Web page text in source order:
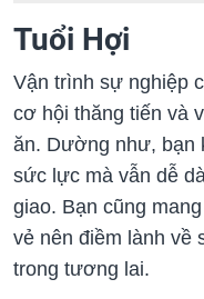
Tuổi Hợi
Vận trình sự nghiệp
cơ hội thăng tiến và
ăn. Dường như, bạn
sức lực mà vẫn dễ
giao. Bạn cũng
vẻ nên điềm lành về
trong tương lai.